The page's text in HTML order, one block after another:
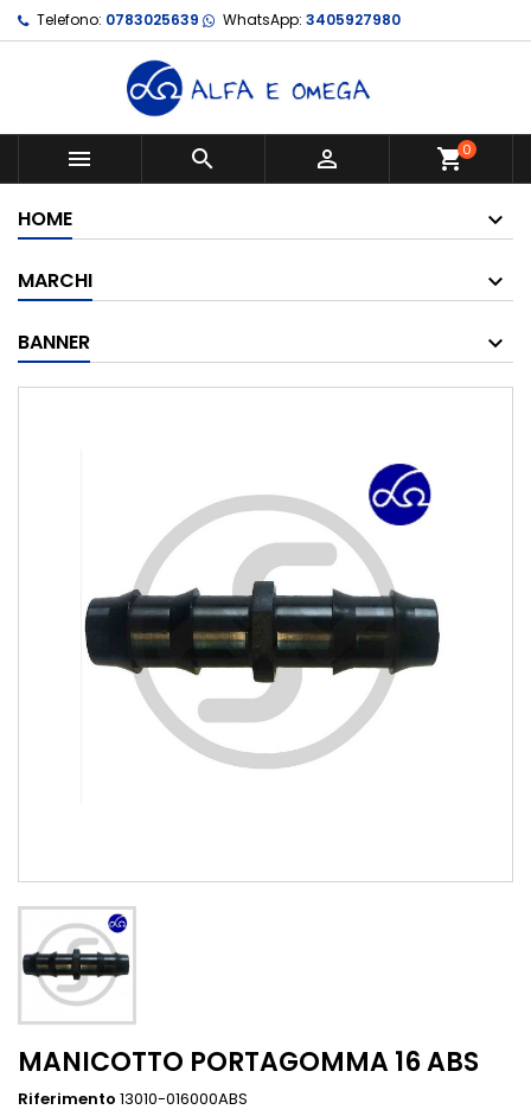
Telefono: 0783025639 WhatsApp: 3405927980
   shopping_cart0
HOME
MARCHI
BANNER
MANICOTTO PORTAGOMMA 16 ABS
Riferimento 13010-016000ABS